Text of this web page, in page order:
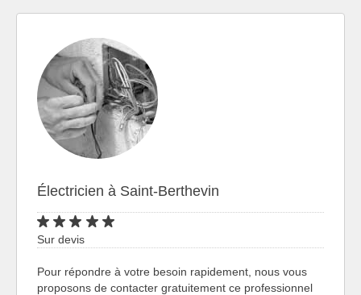
Électricien à Saint-Berthevin
Sur devis
Pour répondre à votre besoin rapidement, nous vous
proposons de contacter gratuitement ce professionnel